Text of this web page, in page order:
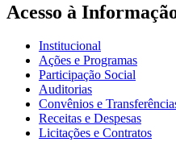
Acesso à
Institucional
Ações e Programas
Participação Social
Auditorias
Convênios e
Receitas e Despesas
Licitações e Contratos